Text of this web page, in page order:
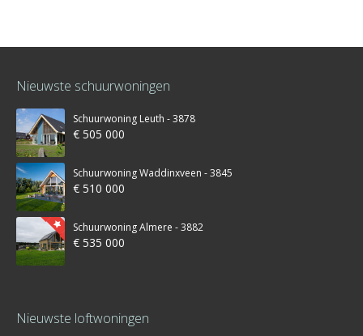
Nieuwste schuurwoningen
Schuurwoning Leuth - 3878
€ 505 000
Schuurwoning Waddinxveen - 3845
€ 510 000
Schuurwoning Almere - 3882
€ 535 000
Nieuwste loftwoningen